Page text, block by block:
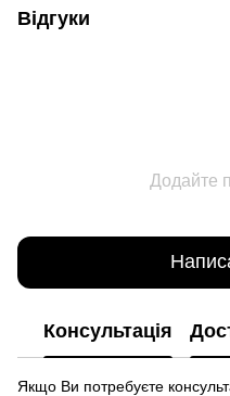
Відгуки
Додайте
Консультація
Якщо Ви потребуєте